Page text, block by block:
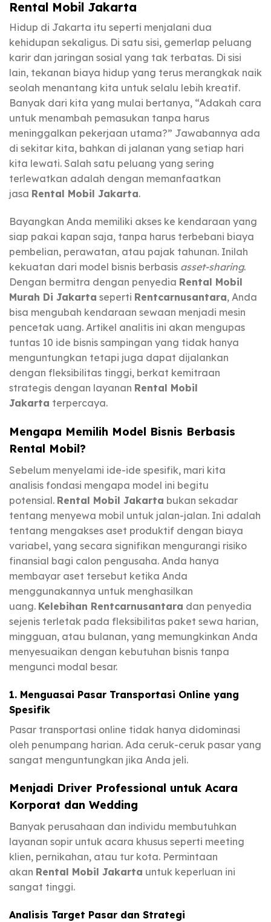
Rental Mobil Jakarta
Hidup di Jakarta itu seperti menjalani dua
kehidupan sekaligus. Di satu sisi, gemerlap peluang
karir dan jaringan sosial yang tak terbatas. Di sisi
lain, tekanan biaya hidup yang terus merangkak naik
seolah menantang kita untuk selalu lebih kreatif.
Banyak dari kita yang mulai bertanya, “Adakah cara
untuk menambah pemasukan tanpa harus
meninggalkan pekerjaan utama?” Jawabannya ada
di sekitar kita, bahkan di jalanan yang setiap hari
kita lewati. Salah satu peluang yang sering
terlewatkan adalah dengan memanfaatkan
jasa Rental Mobil Jakarta.
Bayangkan Anda memiliki akses ke kendaraan yang
siap pakai kapan saja, tanpa harus terbebani biaya
pembelian, perawatan, atau pajak tahunan. Inilah
kekuatan dari model bisnis berbasis asset-sharing.
Dengan bermitra dengan penyedia Rental Mobil
Murah Di Jakarta seperti Rentcarnusantara, Anda
bisa mengubah kendaraan sewaan menjadi mesin
pencetak uang. Artikel analitis ini akan mengupas
tuntas 10 ide bisnis sampingan yang tidak hanya
menguntungkan tetapi juga dapat dijalankan
dengan fleksibilitas tinggi, berkat kemitraan
strategis dengan layanan Rental Mobil
Jakarta terpercaya.
Mengapa Memilih Model Bisnis Berbasis
Rental Mobil?
Sebelum menyelami ide-ide spesifik, mari kita
analisis fondasi mengapa model ini begitu
potensial. Rental Mobil Jakarta bukan sekadar
tentang menyewa mobil untuk jalan-jalan. Ini adalah
tentang mengakses aset produktif dengan biaya
variabel, yang secara signifikan mengurangi risiko
finansial bagi calon pengusaha. Anda hanya
membayar aset tersebut ketika Anda
menggunakannya untuk menghasilkan
uang. Kelebihan Rentcarnusantara dan penyedia
sejenis terletak pada fleksibilitas paket sewa harian,
mingguan, atau bulanan, yang memungkinkan Anda
menyesuaikan dengan kebutuhan bisnis tanpa
mengunci modal besar.
1. Menguasai Pasar Transportasi Online yang
Spesifik
Pasar transportasi online tidak hanya didominasi
oleh penumpang harian. Ada ceruk-ceruk pasar yang
sangat menguntungkan jika Anda jeli.
Menjadi Driver Professional untuk Acara
Korporat dan Wedding
Banyak perusahaan dan individu membutuhkan
layanan sopir untuk acara khusus seperti meeting
klien, pernikahan, atau tur kota. Permintaan
akan Rental Mobil Jakarta untuk keperluan ini
sangat tinggi.
Analisis Target Pasar dan Strategi